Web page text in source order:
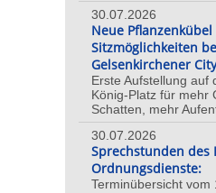
30.07.2026
Neue
Sitzmöglichkeiten
Gelsenkirchener
Erste Aufstellung auf
König-Platz für mehr
Schatten, mehr
30.07.2026
Sprechstunden des
Ordnungsdienste:
Terminübersicht vom